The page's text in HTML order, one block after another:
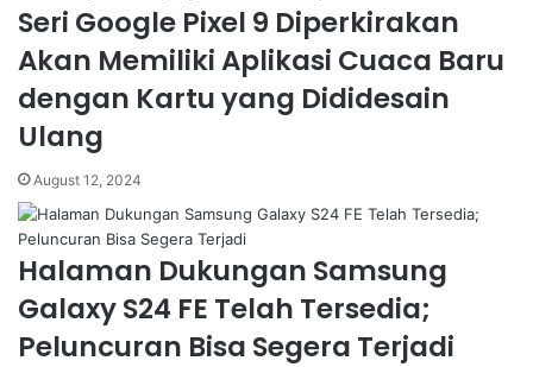
Seri Google Pixel 9 Diperkirakan
Akan Memiliki Aplikasi Cuaca Baru
dengan Kartu yang Dididesain
Ulang
August 12, 2024
Halaman Dukungan Samsung
Galaxy S24 FE Telah Tersedia;
Peluncuran Bisa Segera Terjadi